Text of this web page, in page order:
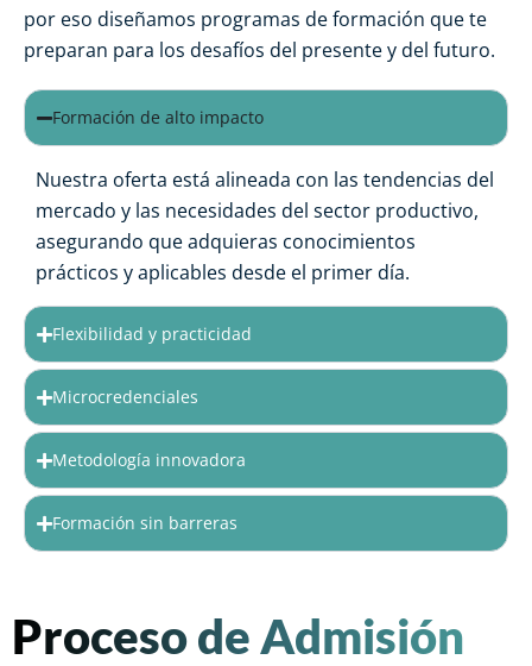
por eso diseñamos programas de formación que te
preparan para los desafíos del presente y del futuro.
Formación de alto impacto
Nuestra oferta está alineada con las tendencias del
mercado y las necesidades del sector productivo,
asegurando que adquieras conocimientos
prácticos y aplicables desde el primer día.
Flexibilidad y practicidad
Microcredenciales
Metodología innovadora
Formación sin barreras
Proceso de Admisión